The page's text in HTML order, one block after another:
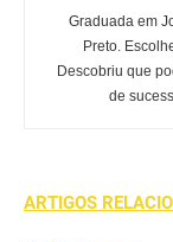
Graduada em
Preto.
Descobriu que
de
ARTIGOS